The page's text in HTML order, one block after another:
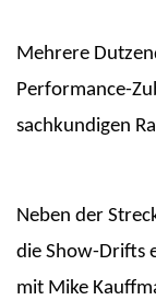
Mehrere
Performance-
sachkundigen
Neben der
die Show-Drifts
mit Mike